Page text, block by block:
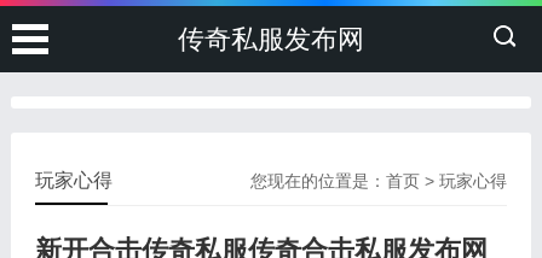
传奇私服发布网
您现在的位置是：首页 >玩家心得
玩家心得
新开合击传奇私服传奇合击私服发布网